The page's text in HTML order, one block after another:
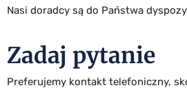
Nasi doradcy są do Państwa
Zadaj pytanie
Preferujemy kontakt telefoniczny,